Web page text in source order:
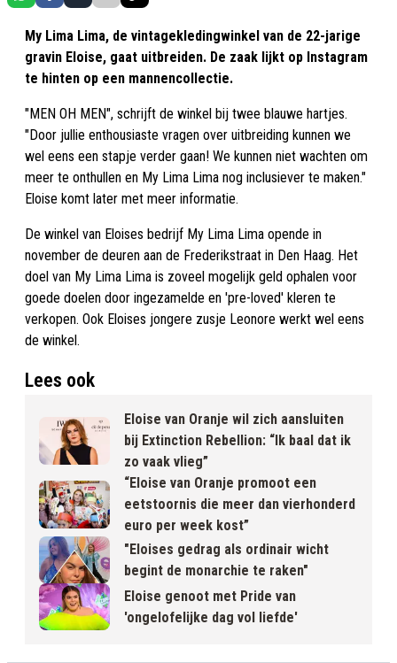
My Lima Lima, de vintagekledingwinkel van de 22-jarige
gravin Eloise, gaat uitbreiden. De zaak lijkt op Instagram
te hinten op een mannencollectie.
"MEN OH MEN", schrijft de winkel bij twee blauwe hartjes.
"Door jullie enthousiaste vragen over uitbreiding kunnen we
wel eens een stapje verder gaan! We kunnen niet wachten om
meer te onthullen en My Lima Lima nog inclusiever te maken."
Eloise komt later met meer informatie.
De winkel van Eloises bedrijf My Lima Lima opende in
november de deuren aan de Frederikstraat in Den Haag. Het
doel van My Lima Lima is zoveel mogelijk geld ophalen voor
goede doelen door ingezamelde en 'pre-loved' kleren te
verkopen. Ook Eloises jongere zusje Leonore werkt wel eens
de winkel.
Lees ook
Eloise van Oranje wil zich aansluiten
bij Extinction Rebellion: “Ik baal dat ik
zo vaak vlieg”
“Eloise van Oranje promoot een
eetstoornis die meer dan vierhonderd
euro per week kost”
"Eloises gedrag als ordinair wicht
begint de monarchie te raken"
Eloise genoot met Pride van
'ongelofelijke dag vol liefde'